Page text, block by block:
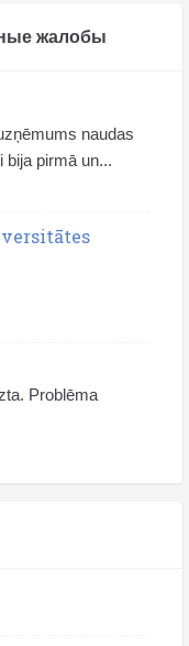
жалобы
naudas
pirmā un...
Problēma